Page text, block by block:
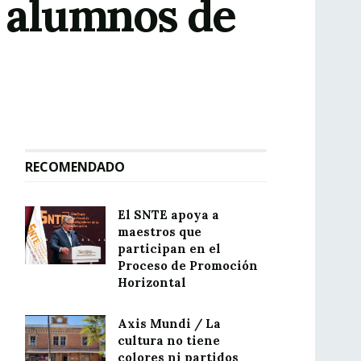
de
RECOMENDADO
El SNTE apoya a
maestros que
participan en el
Proceso de Promoción
Horizontal
Axis Mundi / La
cultura no tiene
colores ni partidos